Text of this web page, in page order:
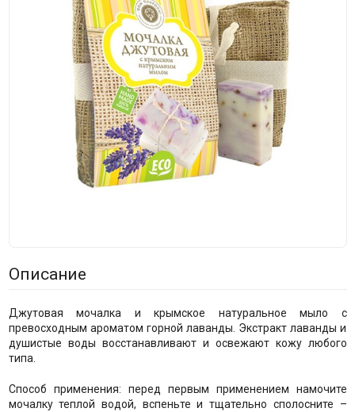
Описание
Джутовая мочалка и крымское натуральное мыло с
превосходным ароматом горной лаванды. Экстракт лаванды и
душистые воды восстанавливают и освежают кожу любого
типа.
Способ применения: перед первым применением намочите
мочалку теплой водой, вспеньте и тщательно сполосните –